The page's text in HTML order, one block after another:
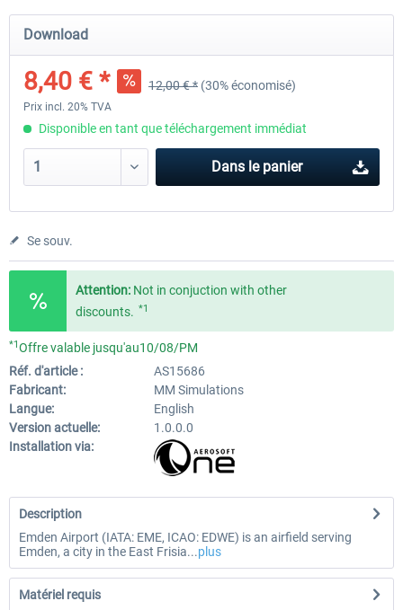
Aerosoft Airport Cologne/Bonn
18,10 € *
sim-wings Hamburg
Download
8,40 € * 12,00 € * (30% économisé)
Prix incl. 20% TVA
Disponible en tant que téléchargement immédiat
Dans le panier
Se souv.
Attention: Not in conjuction with other
discounts. *1
*1Offre valable jusqu'au10/08/PM
Réf. d'article :
AS15686
Fabricant:
MM Simulations
Langue:
English
Version actuelle:
1.0.0.0
Installation via:
Description
Emden Airport (IATA: EME, ICAO: EDWE) is an airfield serving
Emden, a city in the East Frisia...plus
Matériel requis